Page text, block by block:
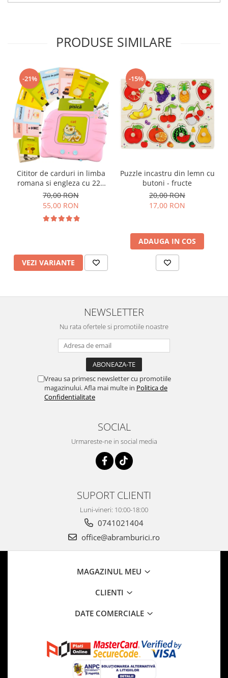
PRODUSE SIMILARE
-21%
Cititor de carduri in limba
romana si engleza cu 224
de imagini si sunete,
incarcare USB
70,00 RON
55,00 RON
VEZI VARIANTE
-15%
Puzzle incastru din lemn cu
butoni - fructe
20,00 RON
17,00 RON
ADAUGA IN COS
NEWSLETTER
Nu rata ofertele si promotiile noastre
Vreau sa primesc newsletter cu promotiile
magazinului. Afla mai multe in Politica de
Confidentialitate
SOCIAL
Urmareste-ne in social media
SUPORT CLIENTI
Luni-vineri: 10:00-18:00
0741021404
office@abramburici.ro
MAGAZINUL MEU
CLIENTI
DATE COMERCIALE